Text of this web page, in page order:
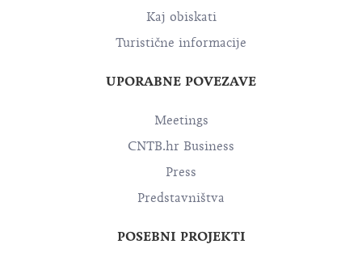
Kaj obiskati
Turistične informacije
UPORABNE POVEZAVE
Meetings
CNTB.hr Business
Press
Predstavništva
POSEBNI PROJEKTI